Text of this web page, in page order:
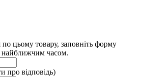
цьому товару, заповніть форму
найближчим часом.
про відповідь)